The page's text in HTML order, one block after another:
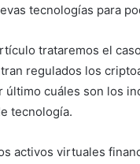
tecnologías para
trataremos el
regulados los
último cuáles son los
tecnología.
activos virtuales